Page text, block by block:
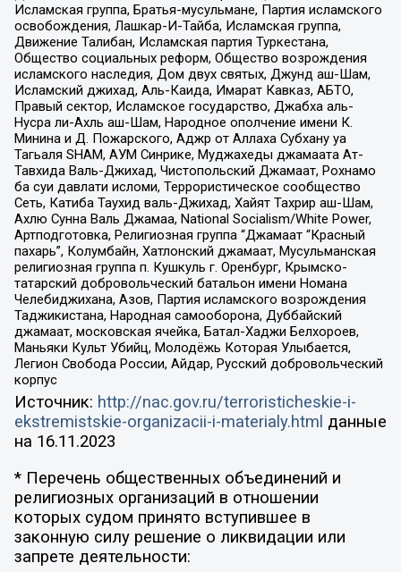
Исламская группа, Братья-мусульмане, Партия исламского
освобождения, Лашкар-И-Тайба, Исламская группа,
Движение Талибан, Исламская партия Туркестана,
Общество социальных реформ, Общество возрождения
исламского наследия, Дом двух святых, Джунд аш-Шам,
Исламский джихад, Аль-Каида, Имарат Кавказ, АБТО,
Правый сектор, Исламское государство, Джабха аль-
Нусра ли-Ахль аш-Шам, Народное ополчение имени К.
Минина и Д. Пожарского, Аджр от Аллаха Субхану уа
Тагьаля SHAM, АУМ Синрике, Муджахеды джамаата Ат-
Тавхида Валь-Джихад, Чистопольский Джамаат, Рохнамо
ба суи давлати исломи, Террористическое сообщество
Сеть, Катиба Таухид валь-Джихад, Хайят Тахрир аш-Шам,
Ахлю Сунна Валь Джамаа, National Socialism/White Power,
Артподготовка, Религиозная группа “Джамаат “Красный
пахарь”, Колумбайн, Хатлонский джамаат, Мусульманская
религиозная группа п. Кушкуль г. Оренбург, Крымско-
татарский добровольческий батальон имени Номана
Челебиджихана, Азов, Партия исламского возрождения
Таджикистана, Народная самооборона, Дуббайский
джамаат, московская ячейка, Батал-Хаджи Белхороев,
Маньяки Культ Убийц, Молодёжь Которая Улыбается,
Легион Свобода России, Айдар, Русский добровольческий
корпус
Источник: http://nac.gov.ru/terroristicheskie-i-
ekstremistskie-organizacii-i-materialy.html данные
на 16.11.2023
* Перечень общественных объединений и
религиозных организаций в отношении
которых судом принято вступившее в
законную силу решение о ликвидации или
запрете деятельности: